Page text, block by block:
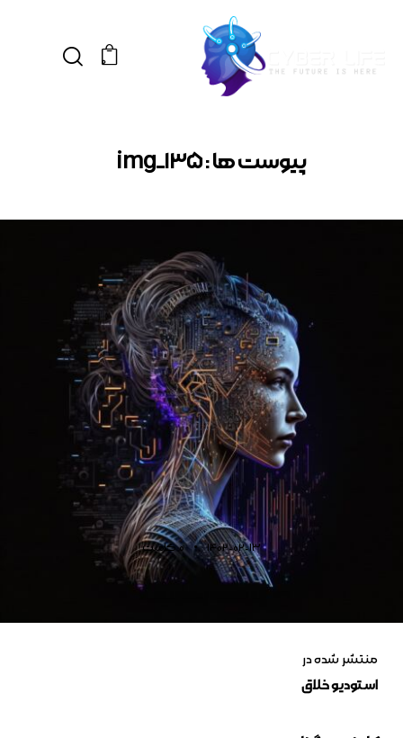
0
پیوست ها : img_135
1402-02-13
0 کامنت
منتشر شده در
استودیو خلاق